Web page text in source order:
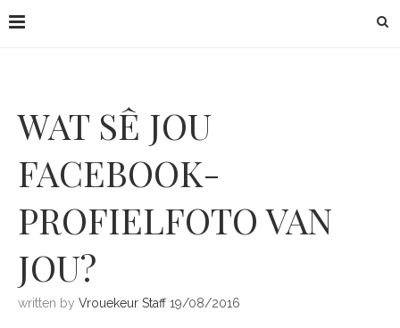
WAT SÊ JOU
FACEBOOK-
PROFIELFOTO VAN
JOU?
written by Vrouekeur Staff 19/08/2016